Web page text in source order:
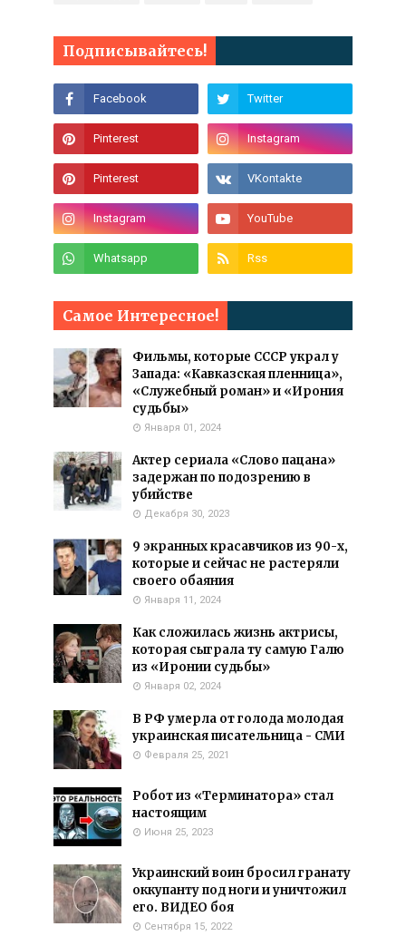
Подписывайтесь!
Самое Интересное!
Фильмы, которые СССР украл у
Запада: «Кавказская пленница»,
«Служебный роман» и «Ирония
судьбы»
Января 01, 2024
Актер сериала «Слово пацана»
задержан по подозрению в
убийстве
Декабря 30, 2023
9 экранных красавчиков из 90-х,
которые и сейчас не растеряли
своего обаяния
Января 11, 2024
Как сложилась жизнь актрисы,
которая сыграла ту самую Галю
из «Иронии судьбы»
Января 02, 2024
В РФ умерла от голода молодая
украинская писательница - СМИ
Февраля 25, 2021
Робот из «Терминатора» стал
настоящим
Июня 25, 2023
Украинский воин бросил гранату
оккупанту под ноги и уничтожил
его. ВИДЕО боя
Сентября 15, 2022